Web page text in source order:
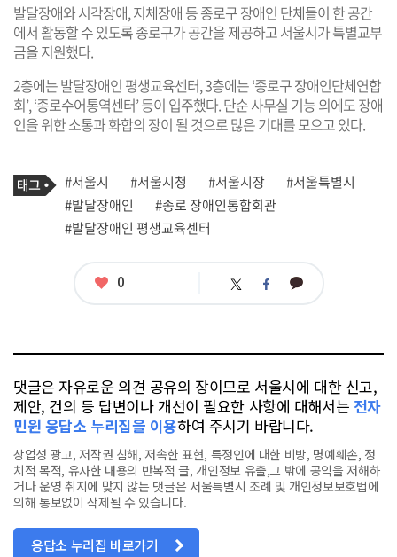
발달장애와 시각장애, 지체장애 등 종로구 장애인 단체들이 한 공간
에서 활동할 수 있도록 종로구가 공간을 제공하고 서울시가 특별교부
금을 지원했다.
2층에는 발달장애인 평생교육센터, 3층에는 ‘종로구 장애인단체연합
회’, ‘종로수어통역센터’ 등이 입주했다. 단순 사무실 기능 외에도 장애
인을 위한 소통과 화합의 장이 될 것으로 많은 기대를 모으고 있다.
기
사
관
련
태
태
그
#서울시 #서울시청 #서울시장
#서울특별시
#발달장애인
#종로 장애인통합회관
#발달장애인 평생교육센터
좋
0 트 페 카
댓글은 자유로운 의견 공유의 장이므로 서울시에 대한 신고,
제안, 건의 등 답변이나 개선이 필요한 사항에 대해서는 전자
민원 응답소 누리집을 이용하여 주시기 바랍니다.
상업성 광고, 저작권 침해, 저속한 표현, 특정인에 대한 비방, 명예훼손, 정
치적 목적, 유사한 내용의 반복적 글, 개인정보 유출,그 밖에 공익을 저해하
거나 운영 취지에 맞지 않는 댓글은 서울특별시 조례 및 개인정보보호법에
의해 통보없이 삭제될 수 있습니다.
응답소 누리집 바로가기